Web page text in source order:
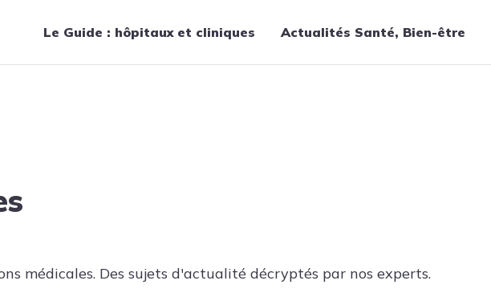
Le Guide : hôpitaux et cliniques Actualités Santé, Bien-être
médicales. Des sujets d'actualité décryptés par nos experts.